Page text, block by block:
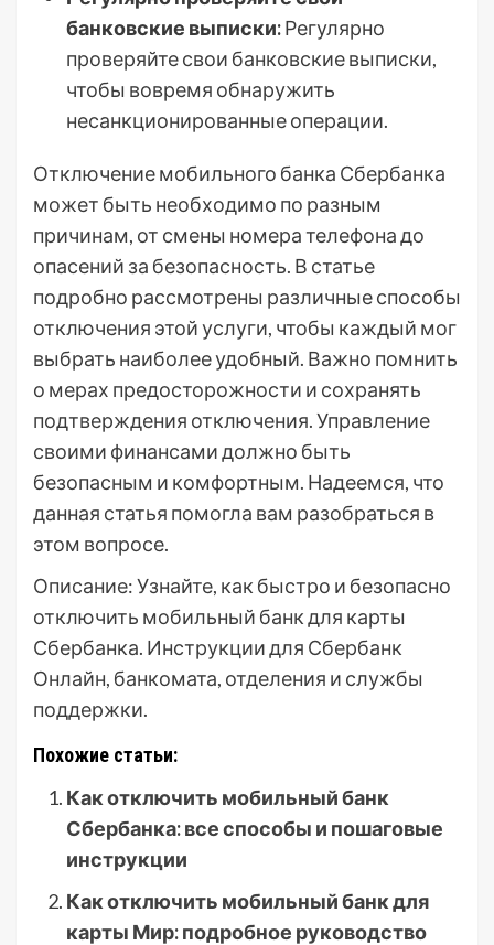
банковские выписки:Регулярно
проверяйте свои банковские выписки,
чтобы вовремя обнаружить
несанкционированные операции.
Отключение мобильного банка Сбербанка
может быть необходимо по разным
причинам, от смены номера телефона до
опасений за безопасность. В статье
подробно рассмотрены различные способы
отключения этой услуги, чтобы каждый мог
выбрать наиболее удобный. Важно помнить
о мерах предосторожности и сохранять
подтверждения отключения. Управление
своими финансами должно быть
безопасным и комфортным. Надеемся, что
данная статья помогла вам разобраться в
этом вопросе.
Описание: Узнайте, как быстро и безопасно
отключить мобильный банк для карты
Сбербанка. Инструкции для Сбербанк
Онлайн, банкомата, отделения и службы
поддержки.
Похожие статьи:
Как отключить мобильный банк
Сбербанка: все способы и пошаговые
инструкции
Как отключить мобильный банк для
карты Мир: подробное руководство